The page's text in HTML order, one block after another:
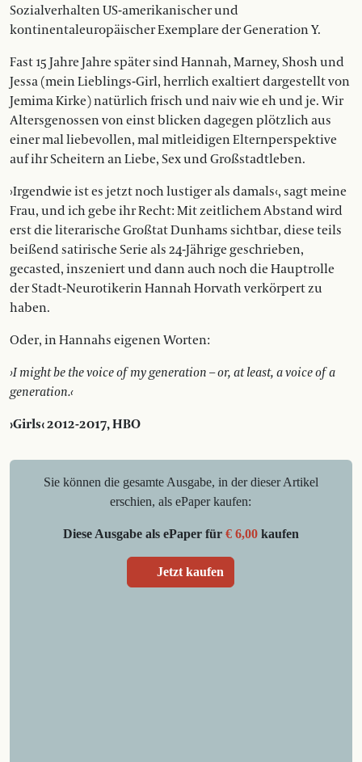
Sozialverhalten US-amerikanischer und
kontinentaleuropäischer Exemplare der Generation Y.
Fast 15 Jahre Jahre später sind Hannah, Marney, Shosh und
Jessa (mein Lieblings-Girl, herrlich exaltiert dargestellt von
Jemima Kirke) natürlich frisch und naiv wie eh und je. Wir
Altersgenossen von einst blicken dagegen plötzlich aus
einer mal liebevollen, mal mitleidigen Elternperspektive
auf ihr Scheitern an Liebe, Sex und Großstadtleben.
›Irgendwie ist es jetzt noch lustiger als damals‹, sagt meine
Frau, und ich gebe ihr Recht: Mit zeitlichem Abstand wird
erst die literarische Großtat Dunhams sichtbar, diese teils
beißend satirische Serie als 24-Jährige geschrieben,
gecasted, inszeniert und dann auch noch die Hauptrolle
der Stadt-Neurotikerin Hannah Horvath verkörpert zu
haben.
Oder, in Hannahs eigenen Worten:
›I might be the voice of my generation – or, at least, a voice of a
generation.‹
›Girls‹ 2012-2017, HBO
Sie können die gesamte Ausgabe, in der dieser Artikel
erschien, als ePaper kaufen:
Diese Ausgabe als ePaper für € 6,00kaufen
Jetzt kaufen